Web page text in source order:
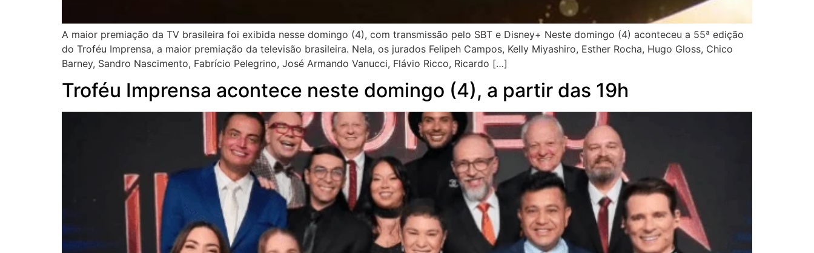
A maior premiação da TV brasileira foi exibida nesse domingo (4), com transmissão pelo SBT e Disney+ Neste domingo (4) aconteceu a 55ª edição
do Troféu Imprensa, a maior premiação da televisão brasileira. Nela, os jurados Felipeh Campos, Kelly Miyashiro, Esther Rocha, Hugo Gloss, Chico
Barney, Sandro Nascimento, Fabrício Pelegrino, José Armando Vanucci, Flávio Ricco, Ricardo […]
Troféu Imprensa acontece neste domingo (4), a partir das 19h